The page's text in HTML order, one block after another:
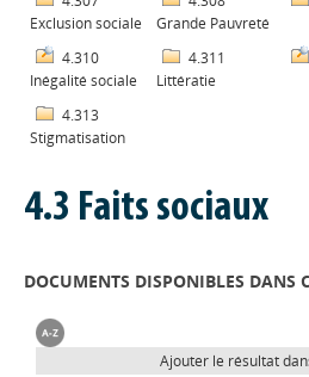
Exclusion sociale
Grande Pauvreté
4.310
Inégalité sociale
4.311
Littératie
4.313
Stigmatisation
4.3 Faits sociaux
DOCUMENTS DISPONIBLES DANS
Ajouter le résultat